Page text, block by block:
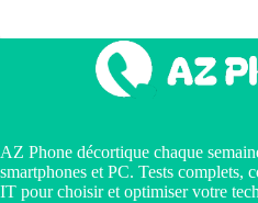
AZ Phone décortique chaque
smartphones et PC. Tests complets,
IT pour choisir et optimiser votre